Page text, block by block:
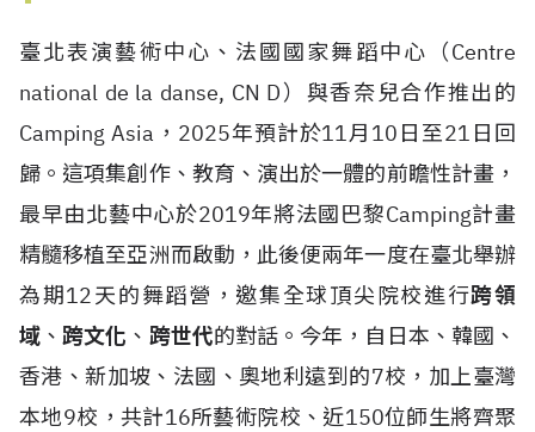
臺北表演藝術中心、法國國家舞蹈中心（Centre
national de la danse, CN D）與香奈兒合作推出的
Camping Asia，2025年預計於11月10日至21日回
歸。這項集創作、教育、演出於一體的前瞻性計畫，
最早由北藝中心於2019年將法國巴黎Camping計畫
精髓移植至亞洲而啟動，此後便兩年一度在臺北舉辦
為期12天的舞蹈營，邀集全球頂尖院校進行跨領
域 、跨文化 、 跨世代的對話。今年，自日本、韓國、
香港、新加坡、法國、奧地利遠到的7校，加上臺灣
本地9校，共計16所藝術院校、近150位師生將齊聚